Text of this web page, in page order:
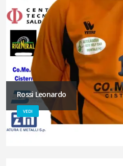
Rossi Leonardo
VEDI